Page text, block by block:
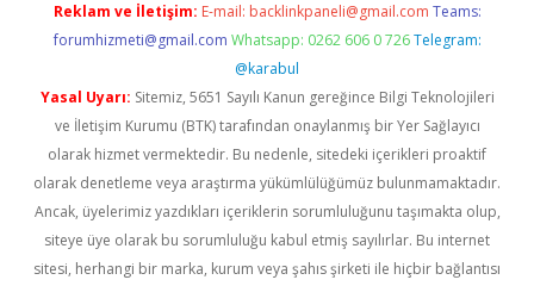
Reklam ve İletişim: E-mail: backlinkpaneli@gmail.com Teams:
forumhizmeti@gmail.com Whatsapp: 0262 606 0 726 Telegram:
@karabul
Yasal Uyarı: Sitemiz, 5651 Sayılı Kanun gereğince Bilgi Teknolojileri
ve İletişim Kurumu (BTK) tarafından onaylanmış bir Yer Sağlayıcı
olarak hizmet vermektedir. Bu nedenle, sitedeki içerikleri proaktif
olarak denetleme veya araştırma yükümlülüğümüz bulunmamaktadır.
Ancak, üyelerimiz yazdıkları içeriklerin sorumluluğunu taşımakta olup,
siteye üye olarak bu sorumluluğu kabul etmiş sayılırlar. Bu internet
sitesi, herhangi bir marka, kurum veya şahıs şirketi ile hiçbir bağlantısı